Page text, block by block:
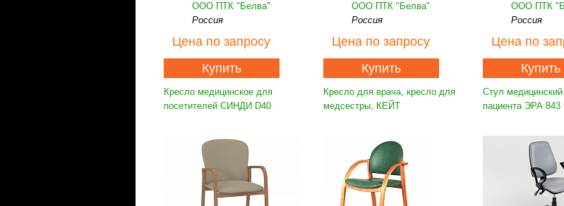
ООО ПТК "Белва"
Россия
Цена по запросу
Купить
Кресло медицинское для
посетителей СИНДИ D40
ООО ПТК "Белва"
Россия
Цена по запросу
Купить
Кресло для врача, кресло для
медсестры, КЕЙТ
ООО ПТК
Россия
Цена по
Купить
Стул
пациента ЭРА 843